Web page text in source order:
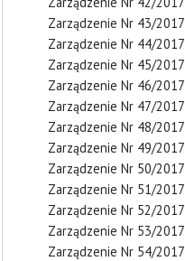
Zarządzenie Nr 43/2017
Zarządzenie Nr 44/2017
Zarządzenie Nr 45/2017
Zarządzenie Nr 46/2017
Zarządzenie Nr 47/2017
Zarządzenie Nr 48/2017
Zarządzenie Nr 49/2017
Zarządzenie Nr 50/2017
Zarządzenie Nr 51/2017
Zarządzenie Nr 52/2017
Zarządzenie Nr 53/2017
Zarządzenie Nr 54/2017